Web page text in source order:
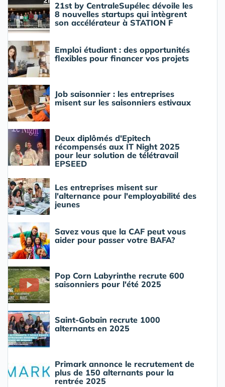
21st by CentraleSupélec dévoile les
8 nouvelles startups qui intègrent
son accélérateur à STATION F
Emploi étudiant : des opportunités
flexibles pour financer vos projets
Job saisonnier : les entreprises
misent sur les saisonniers estivaux
Deux diplômés d'Epitech
récompensés aux IT Night 2025
pour leur solution de télétravail
EPSEED
Les entreprises misent sur
l'alternance pour l'employabilité des
jeunes
Savez vous que la CAF peut vous
aider pour passer votre BAFA?
Pop Corn Labyrinthe recrute 600
saisonniers pour l'été 2025
Saint-Gobain recrute 1000
alternants en 2025
Primark annonce le recrutement de
plus de 150 alternants pour la
rentrée 2025